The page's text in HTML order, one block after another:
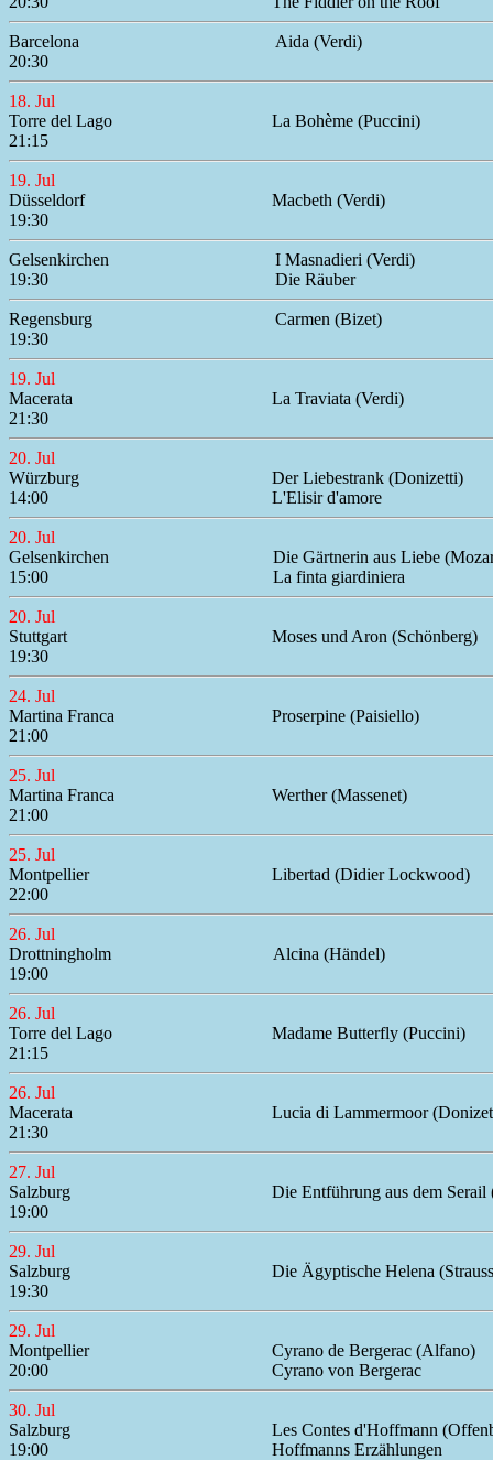
Barcelona
Aida (Verdi)
20:30
18. Jul
Torre del Lago
La Bohème (Puccini)
21:15
19. Jul
Düsseldorf
Macbeth (Verdi)
19:30
Gelsenkirchen
I Masnadieri (Verdi)
19:30
Die Räuber
Regensburg
Carmen (Bizet)
19:30
19. Jul
Macerata
La Traviata (Verdi)
21:30
20. Jul
Würzburg
Der Liebestrank (Donizetti)
14:00
L'Elisir d'amore
20. Jul
Gelsenkirchen
Die Gärtnerin aus Liebe
15:00
La finta giardiniera
20. Jul
Stuttgart
Moses und Aron (Schönberg)
19:30
24. Jul
Martina Franca
Proserpine (Paisiello)
21:00
25. Jul
Martina Franca
Werther (Massenet)
21:00
25. Jul
Montpellier
Libertad (Didier Lockwood)
22:00
26. Jul
Drottningholm
Alcina (Händel)
19:00
26. Jul
Torre del Lago
Madame Butterfly (Puccini)
21:15
26. Jul
Macerata
Lucia di Lammermoor
21:30
27. Jul
Salzburg
Die Entführung aus dem Serail
19:00
29. Jul
Salzburg
Die Ägyptische Helena
19:30
29. Jul
Montpellier
Cyrano de Bergerac (Alfano)
20:00
Cyrano von Bergerac
30. Jul
Salzburg
Les Contes d'Hoffmann
19:00
Hoffmanns Erzählungen